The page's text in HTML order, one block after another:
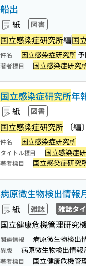
船出
紙 図書
国立感染症研究所編国
件名 国立感染症研究所
著者標目 国立感染症研究
国立感染症研究所年
紙 図書
国立感染症研究所 〔編〕
件名 国立感染症研究所
タイトル標目 国立感染症
著者標目 国立感染症研究
病原微生物検出情報
紙 雑誌 雑誌タ
国立健康危機管理研究
関連情報 病原微生物検出
異版 病原微生物検出情
著者標目 国立健康危機管